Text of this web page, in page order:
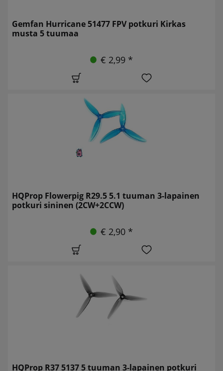
Gemfan Hurricane 51477 FPV potkuri Kirkas
musta 5 tuumaa
€ 2,99 *
HQProp Flowerpig R29.5 5.1 tuuman 3-lapainen
potkuri sininen (2CW+2CCW)
€ 2,90 *
HQProp R37 5137 5 tuuman 3-lapainen potkuri